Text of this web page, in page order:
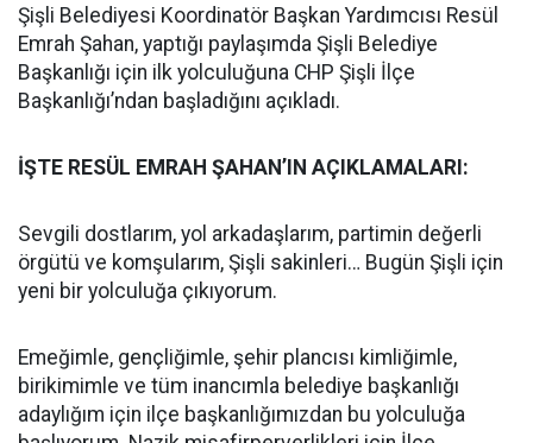
Şişli Belediyesi Koordinatör Başkan Yardımcısı Resül
Emrah Şahan, yaptığı paylaşımda Şişli Belediye
Başkanlığı için ilk yolculuğuna CHP Şişli İlçe
Başkanlığı’ndan başladığını açıkladı.
İŞTE RESÜL EMRAH ŞAHAN’IN AÇIKLAMALARI:
Sevgili dostlarım, yol arkadaşlarım, partimin değerli
örgütü ve komşularım, Şişli sakinleri… Bugün Şişli için
yeni bir yolculuğa çıkıyorum.
Emeğimle, gençliğimle, şehir plancısı kimliğimle,
birikimimle ve tüm inancımla belediye başkanlığı
adaylığım için ilçe başkanlığımızdan bu yolculuğa